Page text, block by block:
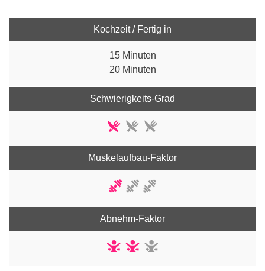
Kochzeit / Fertig in
15 Minuten
20 Minuten
Schwierigkeits-Grad
Muskelaufbau-Faktor
Abnehm-Faktor